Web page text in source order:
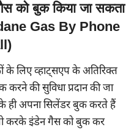
को बुक किया जा सकता
Gas By Phone
के लिए व्हाट्सएप के अतिरिक्त
की सुविधा प्रदान की जा
ही अपना सिलेंडर बुक करते हैं
करके इंडेन गैस को बुक कर